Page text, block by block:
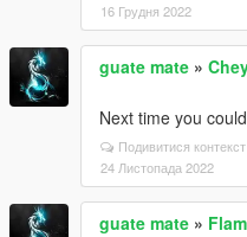
16 Грудня 2022
guate mate »
Next time you
Подивитися контекст
24 Листопада 2022
guate mate »